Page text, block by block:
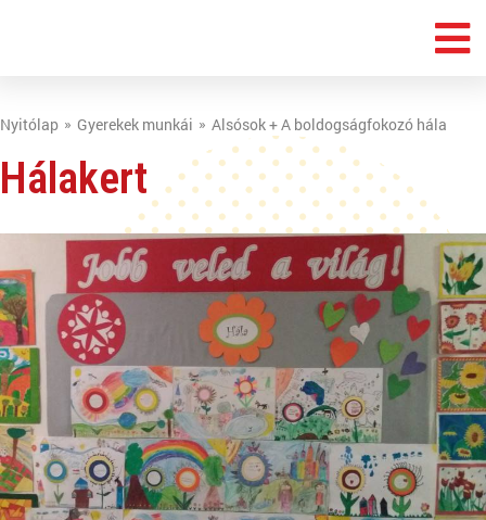
Nyitólap Gyerekek munkái Alsósok + A boldogságfokozó hála
Hálakert